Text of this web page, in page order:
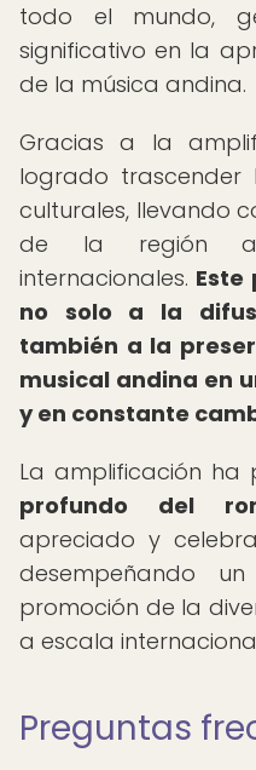
todo el mundo,
significativo en la
de la música andina.
Gracias a la
logrado
culturales, llevando
de la región
internacionales. Este
no solo a la
también a la
musical andina en
y en constante
La amplificación ha
profundo del
apreciado y
desempeñando
promoción de la
a escala
Preguntas